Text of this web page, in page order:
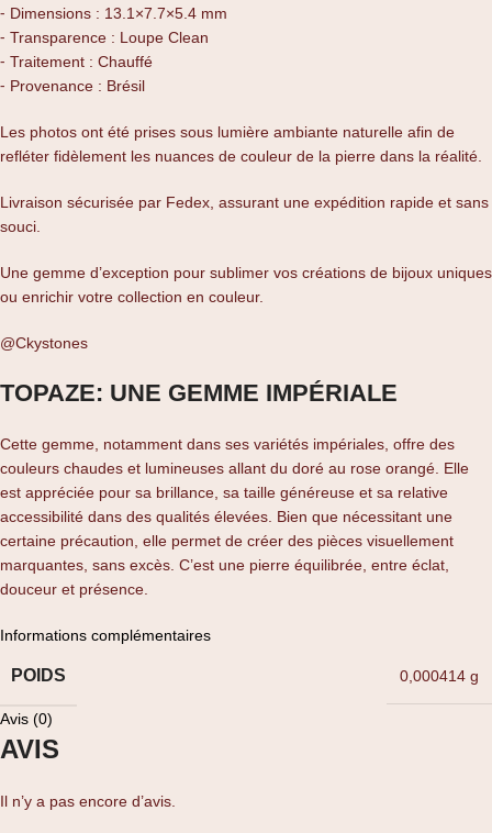
⁃ Dimensions : 13.1×7.7×5.4 mm
⁃ Transparence : Loupe Clean
⁃ Traitement : Chauffé
⁃ Provenance : Brésil
Les photos ont été prises sous lumière ambiante naturelle afin de
refléter fidèlement les nuances de couleur de la pierre dans la réalité.
Livraison sécurisée par Fedex, assurant une expédition rapide et sans
souci.
Une gemme d’exception pour sublimer vos créations de bijoux uniques
ou enrichir votre collection en couleur.
@Ckystones
TOPAZE: UNE GEMME IMPÉRIALE
Cette gemme, notamment dans ses variétés impériales, offre des
couleurs chaudes et lumineuses allant du doré au rose orangé. Elle
est appréciée pour sa brillance, sa taille généreuse et sa relative
accessibilité dans des qualités élevées. Bien que nécessitant une
certaine précaution, elle permet de créer des pièces visuellement
marquantes, sans excès. C’est une pierre équilibrée, entre éclat,
douceur et présence.
Informations complémentaires
POIDS 0,000414 g
Avis (0)
AVIS
Il n’y a pas encore d’avis.